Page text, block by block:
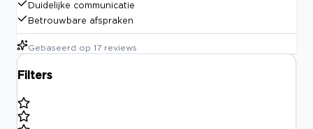
Duidelijke communicatie
Betrouwbare afspraken
Gebaseerd op 17 reviews
Filters